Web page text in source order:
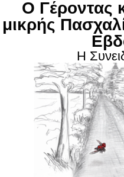
Ο Γέροντας
μικρής
Η